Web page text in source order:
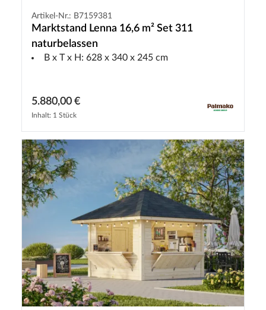
Artikel-Nr.: B7159381
Marktstand Lenna 16,6 m² Set 311
naturbelassen
B x T x H: 628 x 340 x 245 cm
5.880,00 €
Inhalt: 1 Stück